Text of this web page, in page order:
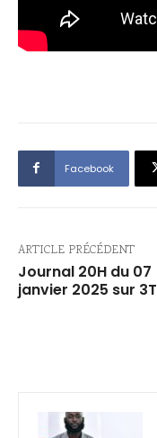
Facebook
ARTICLE PRÉCÉDENT
Journal 20H du 07
janvier 2025 sur